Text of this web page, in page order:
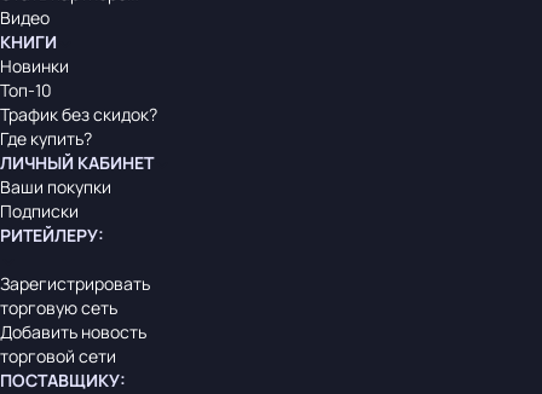
Видео
КНИГИ
Новинки
Топ-10
Трафик без скидок?
Где купить?
ЛИЧНЫЙ КАБИНЕТ
Ваши покупки
Подписки
РИТЕЙЛЕРУ:
Зарегистрировать
торговую сеть
Добавить новость
торговой сети
ПОСТАВЩИКУ: